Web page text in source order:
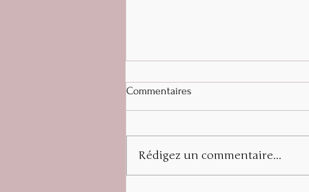
Une terre fertile
Commentaires
Rédigez un commentaire...